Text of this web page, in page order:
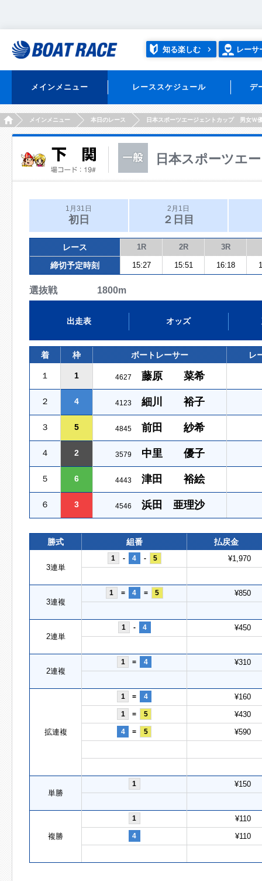
知る楽しむ レーサ
メインメニュー レーススケジュール デ
HOMEメインメニュー 本日のレース 日本スポーツエージェントカップ 男女Ｗ
日本スポーツエ
1月31日
初日
2月1日
２日目
レース 1R 2R 3R
締切予定時刻 15:27 15:51 16:18
選抜戦 1800m
出走表 オッズ
着 枠 ボートレーサー レ
１ 1 4627 藤原 菜希
２ 4 4123 細川 裕子
３ 5 4845 前田 紗希
４ 2 3579 中里 優子
５ 6 4443 津田 裕絵
６ 3 4546 浜田 亜理沙
勝式 組番 払戻金
3連単
1 - 4 - 5 ¥1,970
3連複
1 = 4 = 5 ¥850
2連単
1 - 4 ¥450
2連複
1 = 4 ¥310
拡連複
1 = 4 ¥160
1 = 5 ¥430
4 = 5 ¥590
単勝
1 ¥150
複勝
1 ¥110
4 ¥110